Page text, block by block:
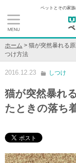
ペットとその家
ホーム > 猫が突然暴れる
つけ方法
2016.12.23 しつけ
猫が突然暴れ
たときの落ち